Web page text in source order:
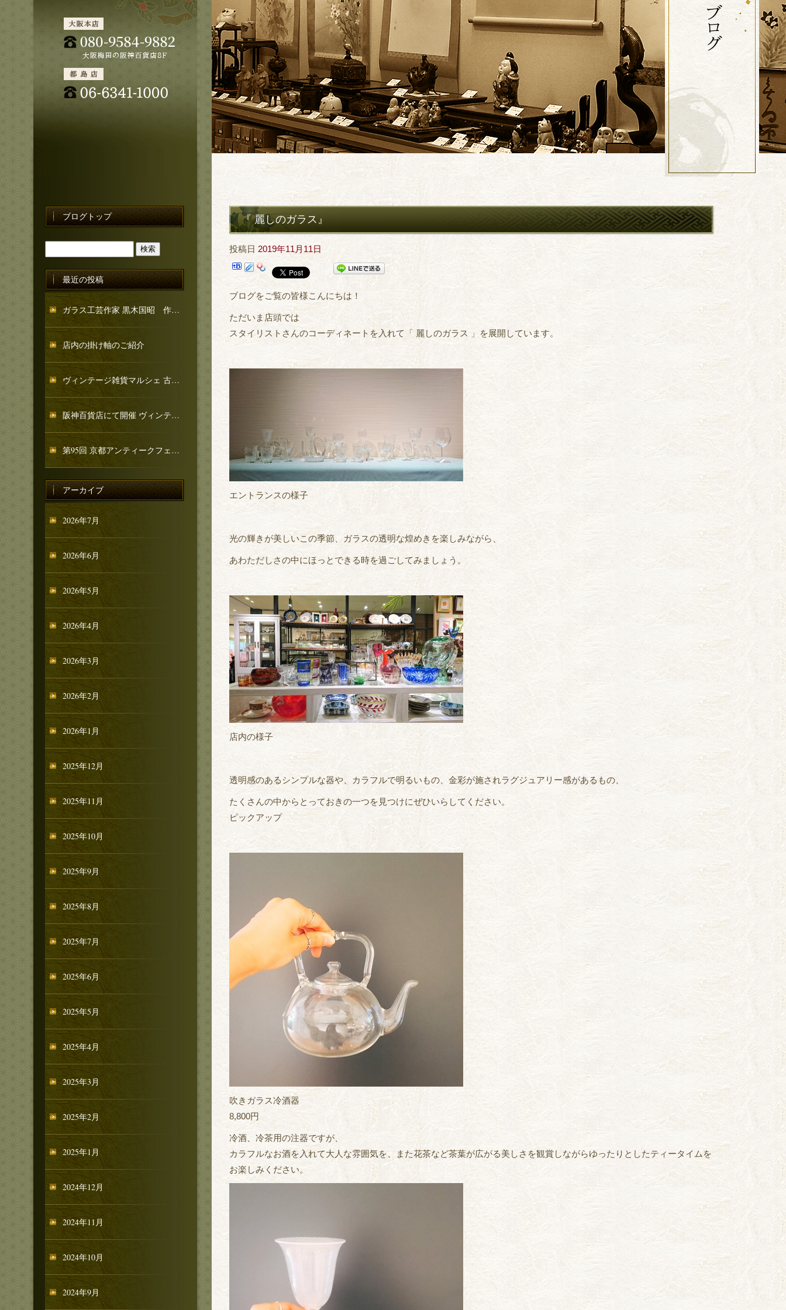
『 麗しのガラス』
投稿日 2019年11月11日
ブログをご覧の皆様こんにちは！
ただいま店頭では
スタイリストさんのコーディネートを入れて「 麗しのガラス 」を展開しています。
エントランスの様子
光の輝きが美しいこの季節、ガラスの透明な煌めきを楽しみながら、
あわただしさの中にほっとできる時を過ごしてみましょう。
店内の様子
透明感のあるシンプルな器や、カラフルで明るいもの、金彩が施されラグジュアリー感があるもの、
たくさんの中からとっておきの一つを見つけにぜひいらしてください。
ピックアップ
吹きガラス冷酒器
8,800円
冷酒、冷茶用の注器ですが、
カラフルなお酒を入れて大人な雰囲気を、また花茶など茶葉が広がる美しさを観賞しながらゆったりとしたティータイムを
お楽しみください。
ブログトップ
最近の投稿
ガラス工芸作家 黒木国昭 作品のご紹介
店内の掛け軸のご紹介
ヴィンテージ雑貨マルシェ 古忨堂 和骨董コーナーのご紹介
阪神百貨店にて開催 ヴィンテージ雑貨マルシェへ出店いたします
第95回 京都アンティークフェア 出店のお知らせ
アーカイブ
2026年7月
2026年6月
2026年5月
2026年4月
2026年3月
2026年2月
2026年1月
2025年12月
2025年11月
2025年10月
2025年9月
2025年8月
2025年7月
2025年6月
2025年5月
2025年4月
2025年3月
2025年2月
2025年1月
2024年12月
2024年11月
2024年10月
2024年9月